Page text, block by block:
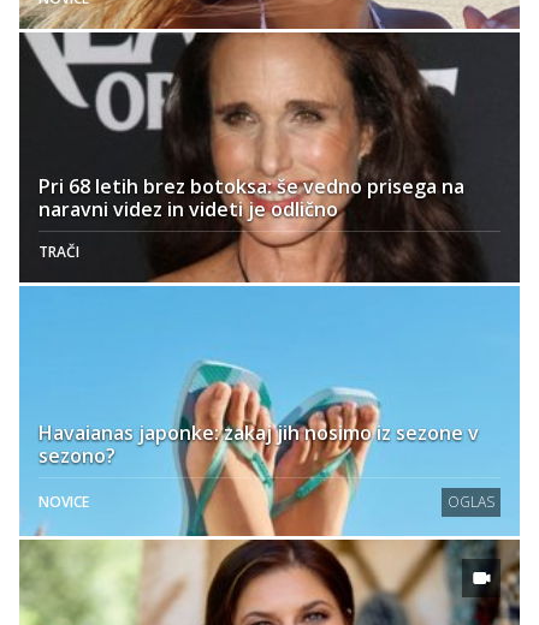
Pri 68 letih brez botoksa: še vedno prisega na
naravni videz in videti je odlično
TRAČI
Havaianas japonke: zakaj jih nosimo iz sezone v
sezono?
NOVICE OGLAS